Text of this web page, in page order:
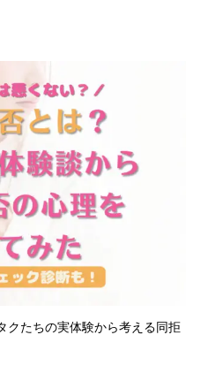
クたちの実体験から考える同拒